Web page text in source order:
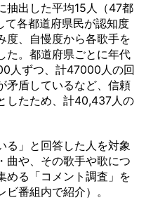
抽出した平均15人（47都
各都道府県民が認知度
度、自慢度から各歌手を
た。都道府県ごとに年代
人ずつ、計47000人の回
矛盾しているなど、信頼
したため、計40,437人の
る」と回答した人を対象
曲や、その歌手や歌につ
める「コメント調査」を
番組内で紹介）。